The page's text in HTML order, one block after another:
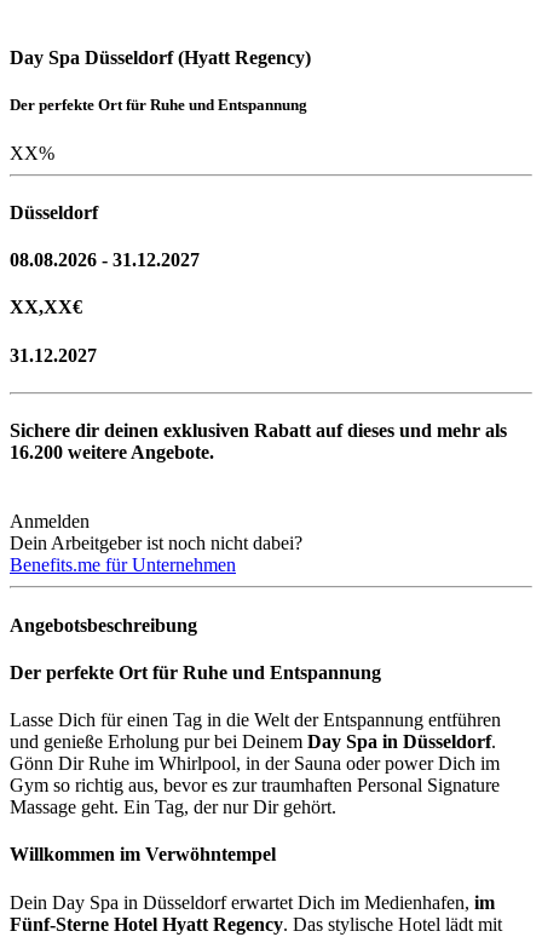
Day Spa Düsseldorf (Hyatt Regency)
Der perfekte Ort für Ruhe und Entspannung
XX%
Düsseldorf
08.08.2026 - 31.12.2027
XX,XX€
31.12.2027
Sichere dir deinen exklusiven Rabatt auf dieses und mehr als
16.200 weitere Angebote.
Anmelden
Dein Arbeitgeber ist noch nicht dabei?
Benefits.me für Unternehmen
Angebotsbeschreibung
Der perfekte Ort für Ruhe und Entspannung
Lasse Dich für einen Tag in die Welt der Entspannung entführen
und genieße Erholung pur bei Deinem Day Spa in Düsseldorf.
Gönn Dir Ruhe im Whirlpool, in der Sauna oder power Dich im
Gym so richtig aus, bevor es zur traumhaften Personal Signature
Massage geht. Ein Tag, der nur Dir gehört.
Willkommen im Verwöhntempel
Dein Day Spa in Düsseldorf erwartet Dich im Medienhafen, im
Fünf-Sterne Hotel Hyatt Regency. Das stylische Hotel lädt mit